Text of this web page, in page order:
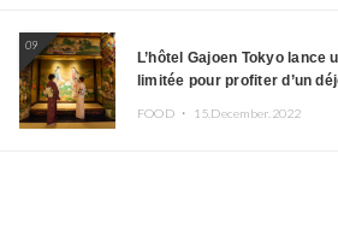
09
L’hôtel Gajoen Tokyo lance
limitée pour profiter d’un
FOOD ・ 15.December.2022